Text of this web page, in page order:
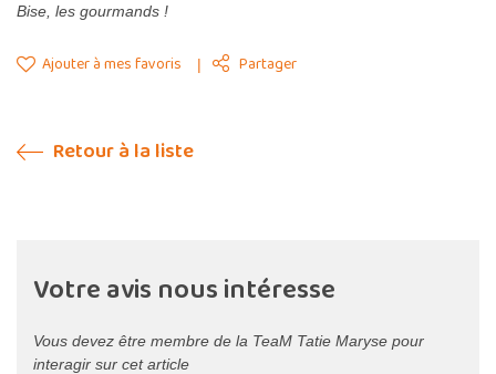
Bise, les gourmands !
Ajouter à mes favoris Partager
Retour à la liste
Votre avis nous intéresse
Vous devez être membre de la TeaM Tatie Maryse pour
interagir sur cet article